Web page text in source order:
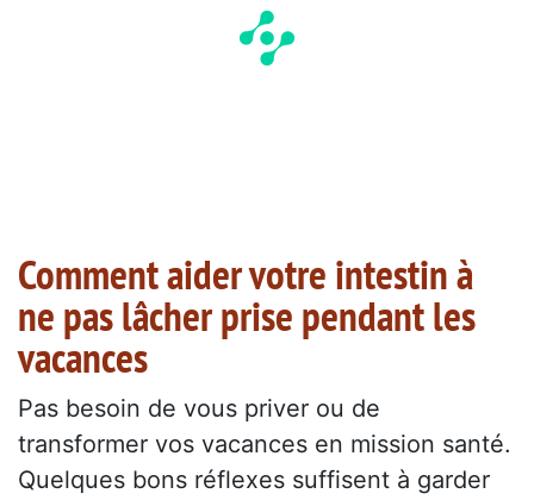
Comment aider votre intestin à
ne pas lâcher prise pendant les
vacances
Pas besoin de vous priver ou de
transformer vos vacances en mission santé.
Quelques bons réflexes suffisent à garder